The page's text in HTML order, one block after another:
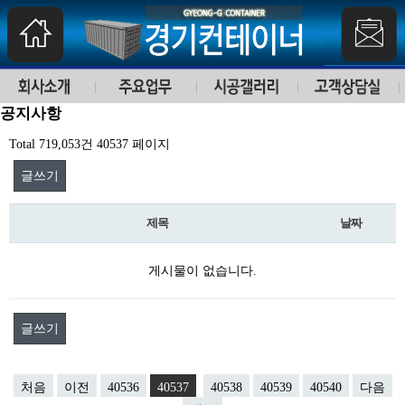
공지사항
Total 719,053건 40537 페이지
글쓰기
제목 날짜
게시물이 없습니다.
글쓰기
처음 이전 40536 40537 40538 40539 40540
다음